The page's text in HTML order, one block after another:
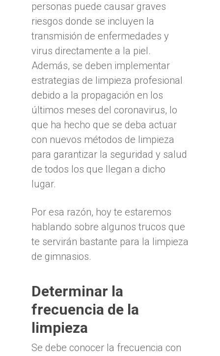
personas puede causar graves
riesgos donde se incluyen la
transmisión de enfermedades y
virus directamente a la piel.
Además, se deben implementar
estrategias de limpieza profesional
debido a la propagación en los
últimos meses del coronavirus, lo
que ha hecho que se deba actuar
con nuevos métodos de limpieza
para garantizar la seguridad y salud
de todos los que llegan a dicho
lugar.
Por esa razón, hoy te estaremos
hablando sobre algunos trucos que
te servirán bastante para la limpieza
de gimnasios.
Determinar la
frecuencia de la
limpieza
Se debe conocer la frecuencia con